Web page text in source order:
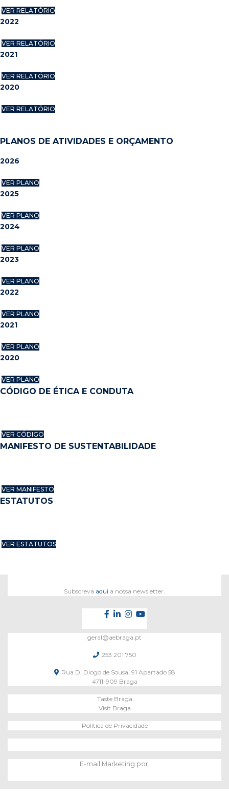
VER RELATÓRIO
2022
VER RELATÓRIO
2021
VER RELATÓRIO
2020
VER RELATÓRIO
PLANOS DE ATIVIDADES E ORÇAMENTO
2026
VER PLANO
2025
VER PLANO
2024
VER PLANO
2023
VER PLANO
2022
VER PLANO
2021
VER PLANO
2020
VER PLANO
CÓDIGO DE ÉTICA E CONDUTA
VER CÓDIGO
MANIFESTO DE SUSTENTABILIDADE
VER MANIFESTO
ESTATUTOS
VER ESTATUTOS
Subscreva aqui a nossa newsletter.
geral@aebraga.pt
253 201 750
Rua D. Diogo de Sousa, 91 Apartado 58
4711-909 Braga
Taste Braga
Visit Braga
Política de Privacidade
E-mail Marketing por: